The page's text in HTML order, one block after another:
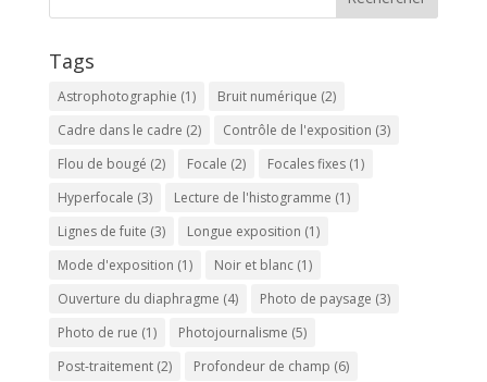
Tags
Astrophotographie (1) Bruit numérique (2)
Cadre dans le cadre (2) Contrôle de l'exposition (3)
Flou de bougé (2) Focale (2) Focales fixes(1)
Hyperfocale (3) Lecture de l'histogramme (1)
Lignes de fuite (3) Longue exposition (1)
Mode d'exposition (1) Noir et blanc(1)
Ouverture du diaphragme (4) Photo de paysage (3)
Photo de rue (1) Photojournalisme (5)
Post-traitement(2) Profondeur de champ (6)